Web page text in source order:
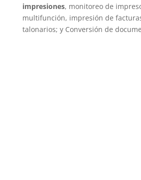
impresiones, monitoreo de
multifunción, impresión de
talonarios; y Conversión de